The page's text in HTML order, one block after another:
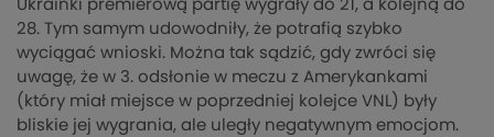
Ukrainki premierową partię wygrały do 21, a kolejną do
28. Tym samym udowodniły, że potrafią szybko
wyciągać wnioski. Można tak sądzić, gdy zwróci się
uwagę, że w 3. odsłonie w meczu z Amerykankami
(który miał miejsce w poprzedniej kolejce VNL) były
bliskie jej wygrania, ale uległy negatywnym emocjom.